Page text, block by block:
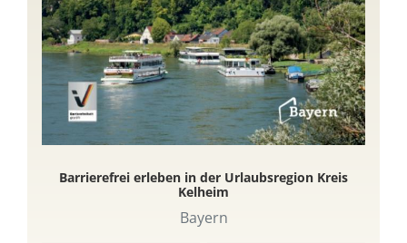
Barrierefrei erleben in der Urlaubsregion Kreis
Kelheim
Bayern